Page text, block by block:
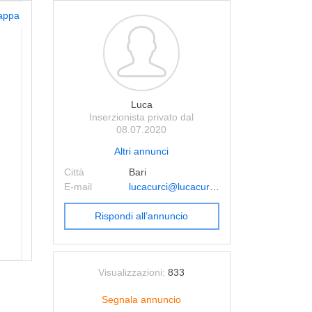
Luca
Inserzionista privato dal
08.07.2020
Altri annunci
Città
Bari
E-mail
lucacurci@lucacurci.com
Rispondi all’annuncio
Visualizzazioni: 833
Segnala annuncio